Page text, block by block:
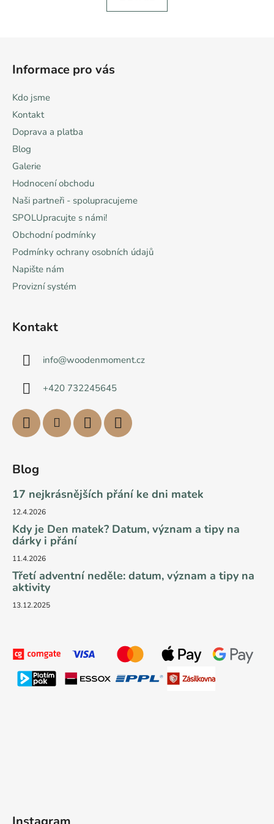
5
Informace pro vás
Kdo jsme
Kontakt
Doprava a platba
Blog
Galerie
Hodnocení obchodu
Naši partneři - spolupracujeme
SPOLUpracujte s námi!
Obchodní podmínky
Podmínky ochrany osobních údajů
Napište nám
Provizní systém
Kontakt
info@woodenmoment.cz
+420 732245645
Blog
17 nejkrásnějších přání ke dni matek
12.4.2026
Kdy je Den matek? Datum, význam a tipy na
dárky i přání
11.4.2026
Třetí adventní neděle: datum, význam a tipy na
aktivity
13.12.2025